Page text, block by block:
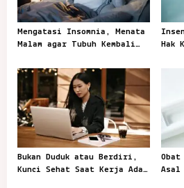
Mengatasi Insomnia, Menata
Malam agar Tubuh Kembali
Hak
Bukan Duduk atau Berdiri,
Kunci Sehat Saat Kerja Ada
Asal